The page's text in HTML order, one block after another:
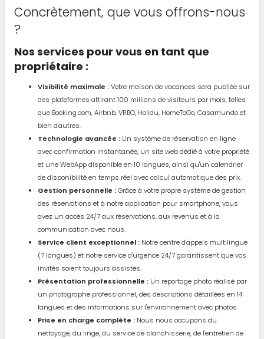
Concrètement, que vous offrons-nous
?
Nos services pour vous en tant que
propriétaire :
Visibilité maximale :Votre maison de vacances sera publiée sur
des plateformes attirant 100 millions de visiteurs par mois, telles
que Booking.com, Airbnb, VRBO, Holidu, HomeToGo, Casamundo et
bien d'autres.
Technologie avancée :Un système de réservation en ligne
avec confirmation instantanée, un site web dédié à votre propriété
et une WebApp disponible en 10 langues, ainsi qu'un calendrier
de disponibilité en temps réel avec calcul automatique des prix.
Gestion personnelle :Grâce à votre propre système de gestion
des réservations et à notre application pour smartphone, vous
avez un accès 24/7 aux réservations, aux revenus et à la
communication avec nous.
Service client exceptionnel :Notre centre d'appels multilingue
(7 langues) et notre service d'urgence 24/7 garantissent que vos
invités soient toujours assistés.
Présentation professionnelle :Un reportage photo réalisé par
un photographe professionnel, des descriptions détaillées en 14
langues et des informations sur l'environnement avec photos.
Prise en charge complète :Nous nous occupons du
nettoyage, du linge, du service de blanchisserie, de l'entretien de